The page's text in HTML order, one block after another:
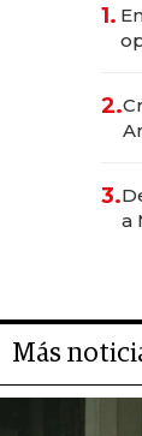
1.
2.
3.
a
Más